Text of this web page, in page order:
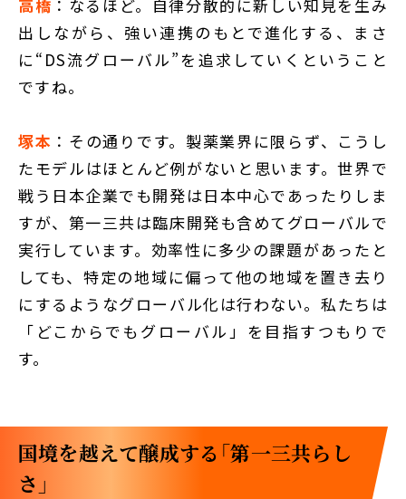
高橋 ：なるほど。自律分散的に新しい知見を生み
出しながら、強い連携のもとで進化する、まさ
に“DS流グローバル”を追求していくということ
ですね。
塚本 ：その通りです。製薬業界に限らず、こうし
たモデルはほとんど例がないと思います。世界で
戦う日本企業でも開発は日本中心であったりしま
すが、第一三共は臨床開発も含めてグローバルで
実行しています。効率性に多少の課題があったと
しても、特定の地域に偏って他の地域を置き去り
にするようなグローバル化は行わない。私たちは
「どこからでもグローバル」を目指すつもりで
す。
国境を越えて醸成する「第一三共らし
さ」